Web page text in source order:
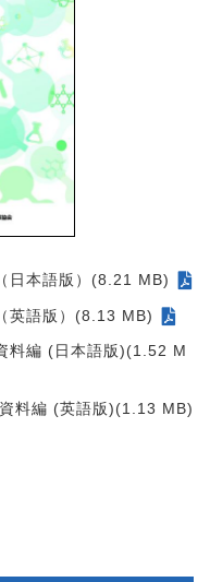
日本語版）(8.21 MB)
英語版）(8.13 MB)
料編 (日本語版)(1.52 M
料編 (英語版)(1.13 MB)